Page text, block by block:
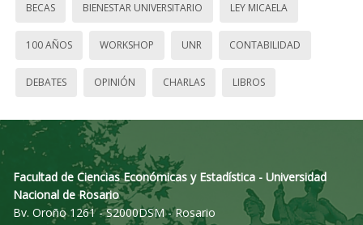
BECAS BIENESTAR UNIVERSITARIO LEY MICAELA
100 AÑOS WORKSHOP UNR CONTABILIDAD
DEBATES OPINIÓN CHARLAS LIBROS
Facultad de Ciencias Económicas y Estadística - Universidad
Nacional de Rosario
Bv. Oroño 1261 - S2000DSM - Rosario